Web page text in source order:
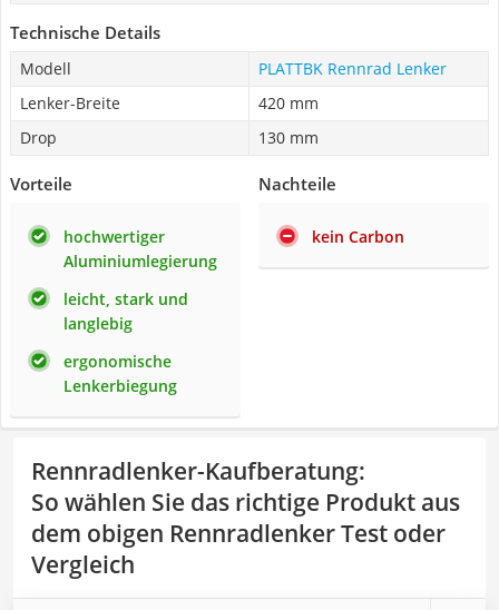
Technische Details
Modell
PLATTBK Rennrad Lenker
Lenker-Breite
420 mm
Drop
130 mm
Vorteile
hochwertiger
Aluminiumlegierung
leicht, stark und
langlebig
ergonomische
Lenkerbiegung
Nachteile
kein Carbon
Rennradlenker-Kaufberatung:
So wählen Sie das richtige Produkt aus
dem obigen Rennradlenker Test oder
Vergleich